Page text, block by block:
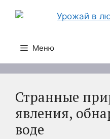
Меню
Странные
явления,
воде